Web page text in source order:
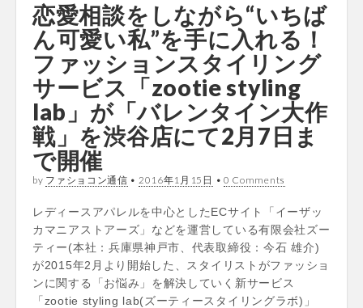
恋愛相談をしながら“いちば
ん可愛い私”を手に入れる！
ファッションスタイリング
サービス「zootie styling
lab」が「バレンタイン大作
戦」を渋谷店にて2月7日ま
で開催
by ファショコン通信 • 2016年1月15日 • 0 Comments
レディースアパレルを中心としたECサイト「イーザッ
カマニアストアーズ」などを運営している有限会社ズー
ティー(本社：兵庫県神戸市、代表取締役：今石 雄介)
が2015年2月より開始した、スタイリストがファッショ
ンに関する「お悩み」を解決していく新サービス
「zootie styling lab(ズーティースタイリングラボ)」